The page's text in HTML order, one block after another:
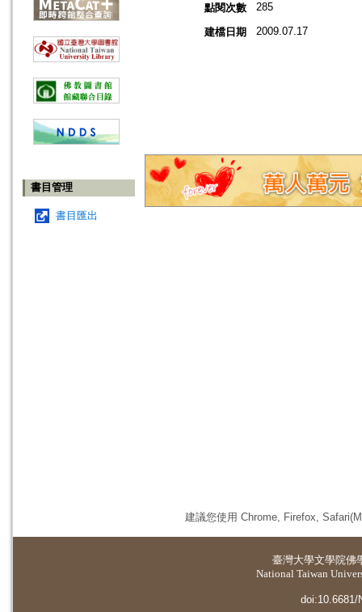
書目管理
書目匯出
點閱次數
285
建檔日期 2009.07.17
建議您使用 Chrome, Firefox,
臺灣大學文學院佛
National Taiwan
doi:10.6681/